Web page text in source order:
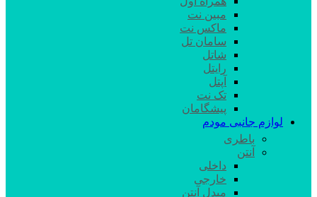
مبین نت
ماکس نت
سامان تل
شاتل
رایتل
آپتل
تک نت
پیشگامان
لوازم جانبی مودم
باطری
آنتن
داخلی
خارجی
مبدل آنتن